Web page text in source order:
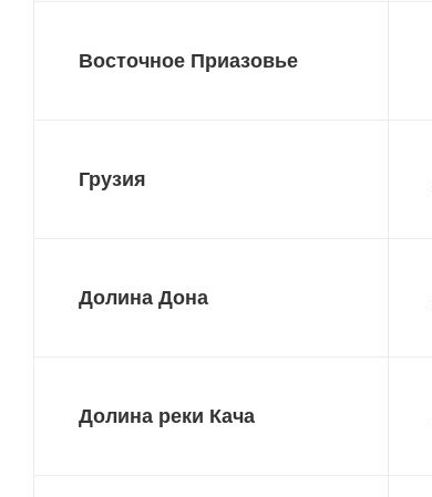
Восточное Приазовье
Грузия
Долина Дона
Долина реки Кача